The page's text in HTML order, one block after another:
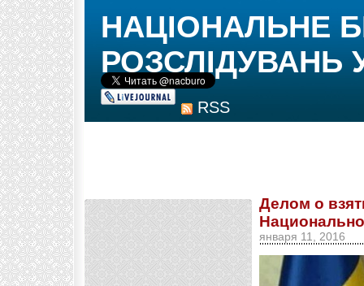
RSS
НАЦІОНАЛЬНЕ
РОЗСЛІДУВАНЬ
Делом о
января 11, 2016